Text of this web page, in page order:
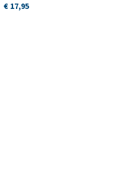
€ 17,95